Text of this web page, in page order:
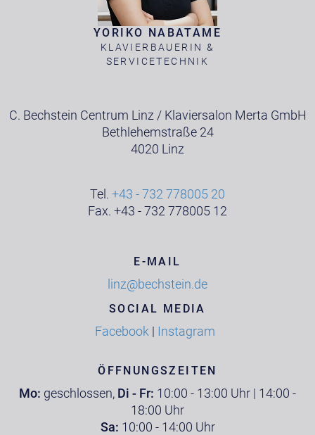
YORIKO NABATAME
KLAVIERBAUERIN &
SERVICETECHNIK
C. Bechstein Centrum Linz / Klaviersalon Merta GmbH
Bethlehemstraße 24
4020 Linz
Tel. +43 - 732 778005 20
Fax. +43 - 732 778005 12
E-MAIL
linz@bechstein.de
SOCIAL MEDIA
Facebook| Instagram
ÖFFNUNGSZEITEN
Mo: geschlossen, Di - Fr: 10:00 - 13:00 Uhr | 14:00 -
18:00 Uhr
Sa: 10:00 - 14:00 Uhr